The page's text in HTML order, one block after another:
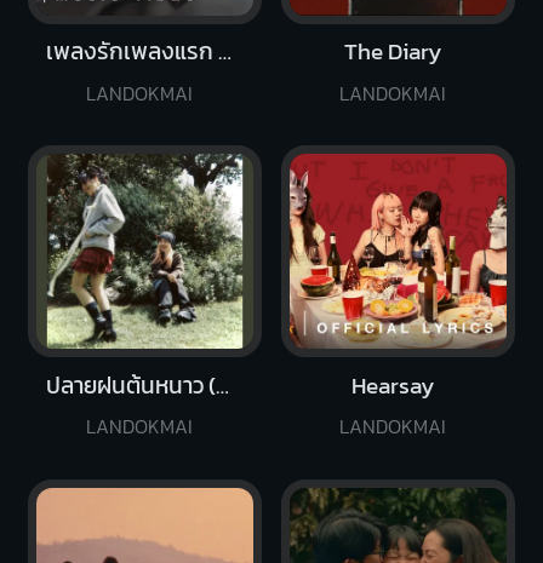
เพลงรักเพลงแรก (Blooming)
LANDOKMAI
The Diary
LANDOKMAI
ปลายฝนต้นหนาว (Winter Breeze)
LANDOKMAI
Hearsay
LANDOKMAI